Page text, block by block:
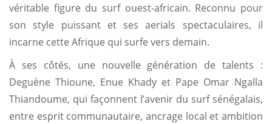
véritable figure du surf ouest-africain. Reconnu pour
son style puissant et ses aerials spectaculaires, il
incarne cette Afrique qui surfe vers demain.
À ses côtés, une nouvelle génération de talents :
Deguène Thioune, Enue Khady et Pape Omar Ngalla
Thiandoume, qui façonnent l’avenir du surf sénégalais,
entre esprit communautaire, ancrage local et ambition